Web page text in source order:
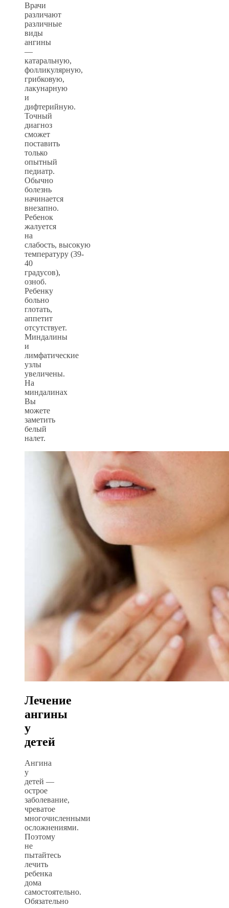
Врачи
различают
различные
виды
ангины
—
катаральную,
фолликулярную,
грибковую,
лакунарную
и
дифтерийную.
Точный
диагноз
сможет
поставить
только
опытный
педиатр.
Обычно
болезнь
начинается
внезапно.
Ребенок
жалуется
на
слабость, высокую
температуру (39-
40
градусов),
озноб.
Ребенку
больно
глотать,
аппетит
отсутствует.
Миндалины
и
лимфатические
узлы
увеличены.
На
миндалинах
Вы
можете
заметить
белый
налет.
Лечение
ангины
у
детей
Ангина
у
детей —
острое
заболевание,
чреватое
многочисленными
осложнениями.
Поэтому
не
пытайтесь
лечить
ребенка
дома
самостоятельно.
Обязательно